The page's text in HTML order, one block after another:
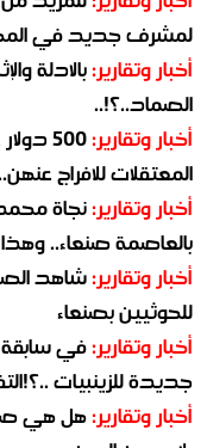
لمشرف جديد في
أخبار وتقارير:بالادلة
الصماد..؟!..
أخبار وتقارير:
500
المعتقلات للافراج
أخبار وتقارير:نجاة
بالعاصمة صنعاء..
أخبار وتقارير:شاهد
للحوثيين بصنعاء
أخبار وتقارير:في سابقة
جديدة للزينبيات
أخبار وتقارير:هل هي